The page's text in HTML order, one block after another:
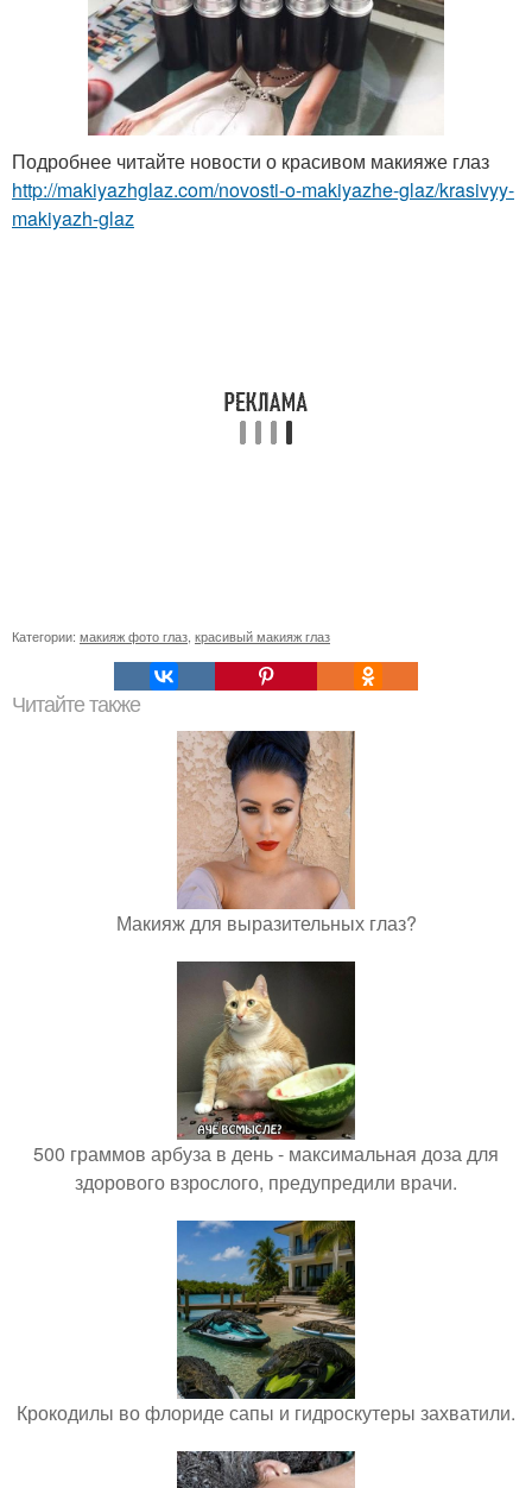
Подробнее читайте новости о красивом макияже глаз
http://makiyazhglaz.com/novosti-o-makiyazhe-glaz/krasivyy-
makiyazh-glaz
Категории: макияж фото глаз красивый макияж глаз
Читайте также
Макияж для выразительных глаз?
500 граммов арбуза в день - максимальная доза для
здорового взрослого, предупредили врачи.
Крокодилы во флориде сапы и гидроскутеры захватили.